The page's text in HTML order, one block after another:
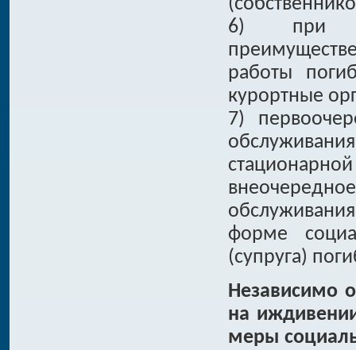
6) при
работы
курортные
7)
форме
(супруга)
Независимо
на
меры